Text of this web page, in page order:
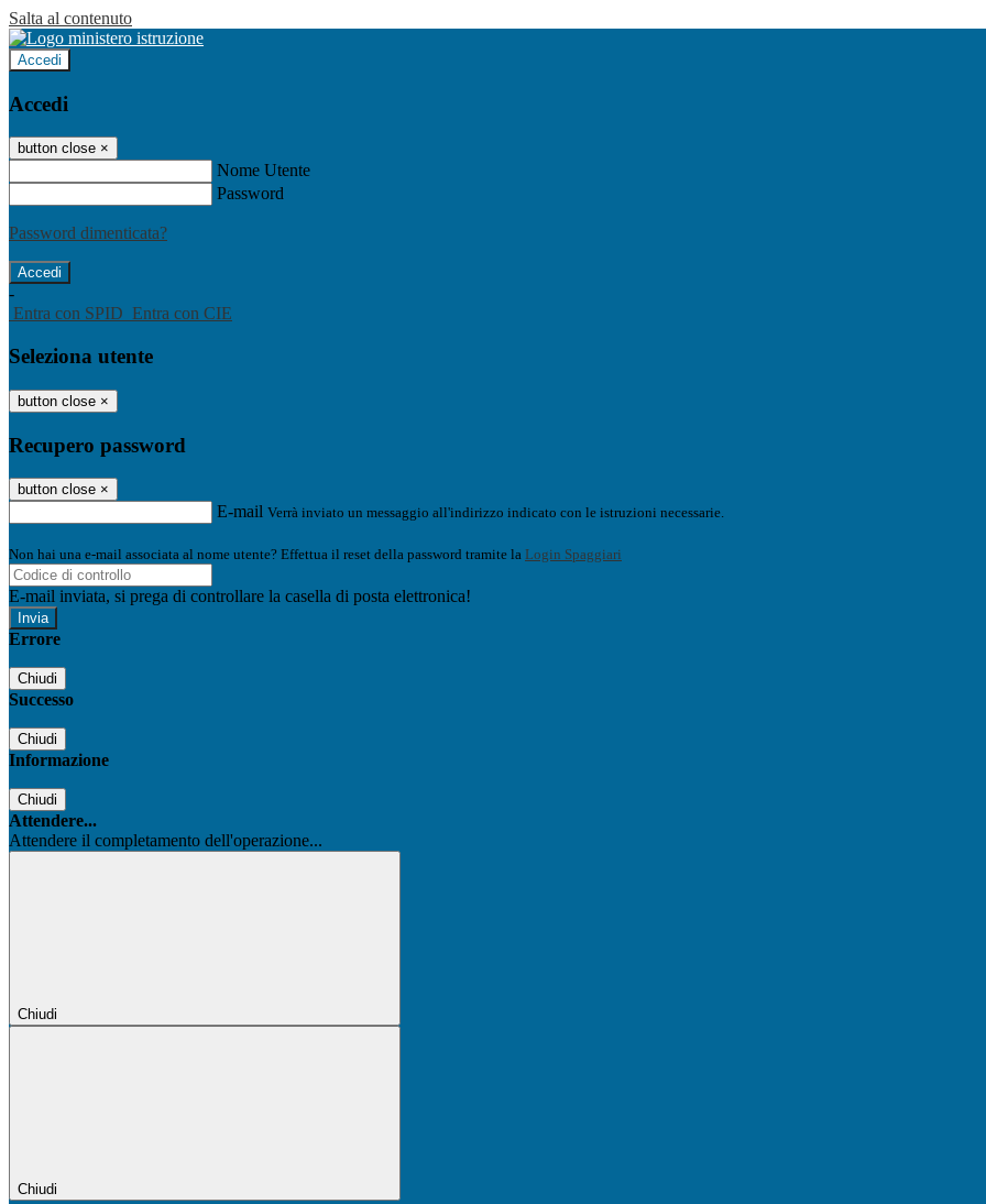
Salta al contenuto
Accedi
Accedi
button close ×
Nome Utente
Password
Password dimenticata?
-
Entra con SPID Entra con CIE
Seleziona utente
button close ×
Recupero password
button close ×
E-mail Verrà inviato un messaggio all'indirizzo indicato con le istruzioni necessarie.
Non hai una e-mail associata al nome utente? Effettua il reset della password tramite la Login Spaggiari
E-mail inviata, si prega di controllare la casella di posta elettronica!
Errore
Chiudi
Successo
Chiudi
Informazione
Chiudi
Attendere...
Attendere il completamento dell'operazione...
Chiudi
Chiudi